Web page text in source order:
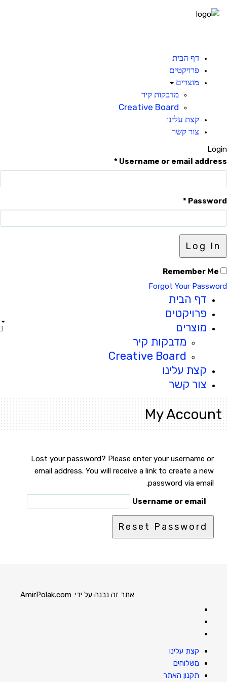
דף הבית
פרויקטים
מוצרים
מדבקות קיר
Creative Board
קצת עלינו
צור קשר
Login
Username or email address *
Password *
Log In
Forgot Your Password
דף הבית
פרויקטים
מוצרים
מדבקות קיר
Creative Board
קצת עלינו
צור קשר
My Account
Lost your password? Please enter your username or
email address. You will receive a link to create a new
password via email.
Username or email
אתר זה נבנה על ידי: AmirPolak.com
קצת עלינו
משלוחים
תקנון האתר